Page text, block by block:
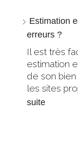
Estimation
erreurs ?
Il est très
estimation
de son
les sites
suite